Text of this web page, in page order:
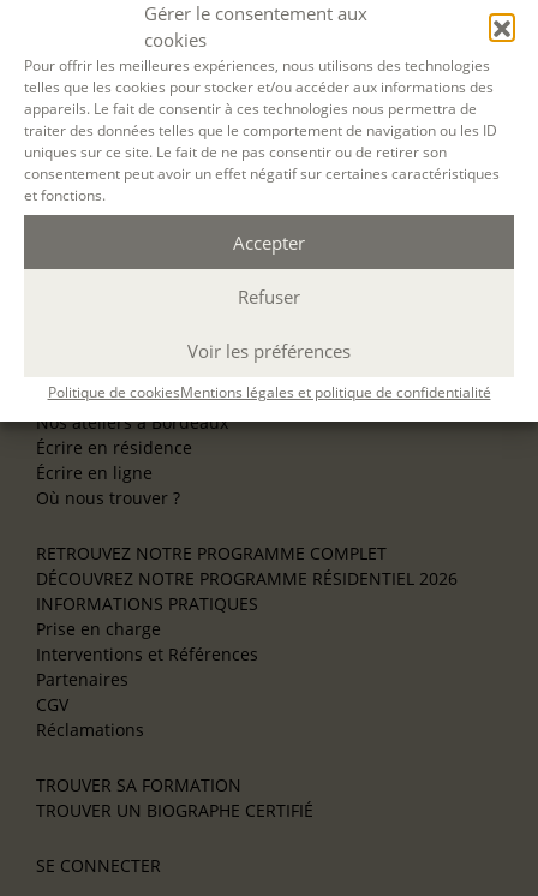
Gérer le consentement aux
cookies
Pour offrir les meilleures expériences, nous utilisons des technologies
telles que les cookies pour stocker et/ou accéder aux informations des
appareils. Le fait de consentir à ces technologies nous permettra de
traiter des données telles que le comportement de navigation ou les ID
uniques sur ce site. Le fait de ne pas consentir ou de retirer son
consentement peut avoir un effet négatif sur certaines caractéristiques
et fonctions.
Accepter
Refuser
Voir les préférences
Politique de cookiesMentions légales et politique de confidentialité
est à effectuer au plus tard un mois avant le début de la
NOS ATELIERS
Découverte
L’école d’écriture
La fabrique du manuscrit
Les stages pour artistes-auteurs
Se former à la biographie
Nos ateliers à Lyon
Nos ateliers à Bordeaux
Écrire en résidence
Écrire en ligne
Où nous trouver ?
RETROUVEZ NOTRE PROGRAMME COMPLET
DÉCOUVREZ NOTRE PROGRAMME RÉSIDENTIEL 2026
INFORMATIONS PRATIQUES
Prise en charge
Interventions et Références
Partenaires
CGV
Réclamations
TROUVER SA FORMATION
TROUVER UN BIOGRAPHE CERTIFIÉ
SE CONNECTER